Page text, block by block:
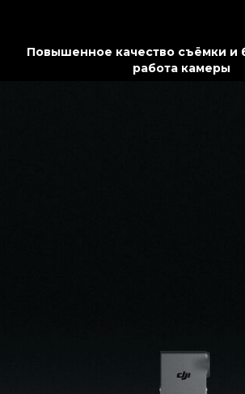
Повышенное качество съёмки и
работа камеры